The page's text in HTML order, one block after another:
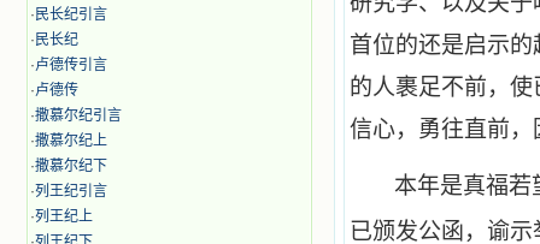
· 民长纪引言
· 民长纪
·卢德传引言
·卢德传
·撒慕尔纪引言
·撒慕尔纪上
·撒慕尔纪下
·列王纪引言
·列王纪上
首位的还是启示
的人裹足不前，
信心，勇往直前
本年是真福若
已颁发公函，谕